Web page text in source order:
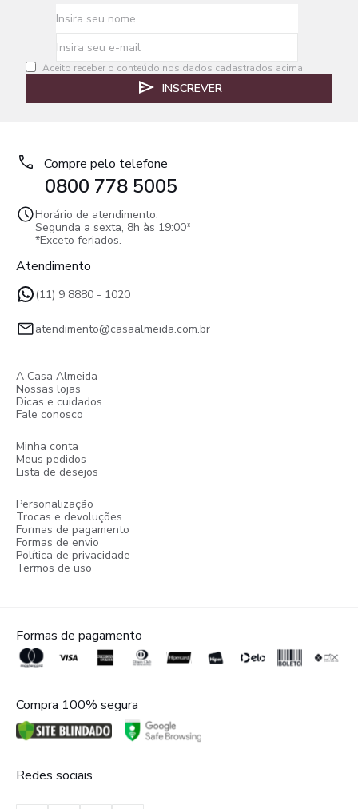
Aceito receber o conteúdo nos dados cadastrados acima
INSCREVER
Compre pelo telefone
0800 778 5005
Horário de atendimento:
Segunda a sexta, 8h às 19:00*
*Exceto feriados.
Atendimento
(11) 9 8880 - 1020
atendimento@casaalmeida.com.br
A Casa Almeida
Nossas lojas
Dicas e cuidados
Fale conosco
Minha conta
Meus pedidos
Lista de desejos
Personalização
Trocas e devoluções
Formas de pagamento
Formas de envio
Política de privacidade
Termos de uso
Formas de pagamento
Compra 100% segura
Redes sociais